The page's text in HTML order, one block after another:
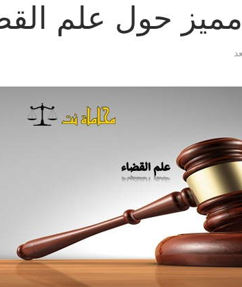
حول علم